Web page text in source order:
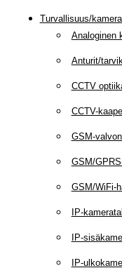
Turvallisuus/
Analoginen
Anturit/
CCTV
CCTV-
GSM-
GSM/
GSM/WiFi-
IP-
IP-
IP-